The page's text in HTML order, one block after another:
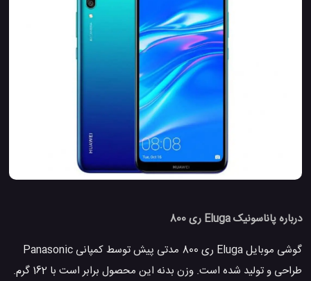
درباره پاناسونیک Eluga ری 800
گوشی موبایل Eluga ری 800 مدتی پیش توسط کمپانی Panasonic
طراحی و تولید شده است. وزن بدنه این محصول برابر است با 162 گرم.